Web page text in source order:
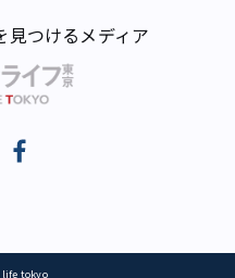
見つけるメディア
life tokyo